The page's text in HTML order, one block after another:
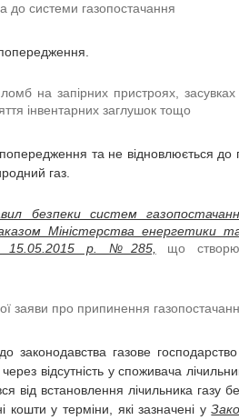
до системи газопостачання
на запірних пристроях, засувках
інвентарних заглушок тощо
та не відновлюється до
газ.
безпеки систем
Міністерства енергетики та
15.05.2015 р. №285,
що
заяви про припинення
законодавства газове
відсутність у споживача
від встановлення лічильника газу
кошти у терміни, які зазначені у